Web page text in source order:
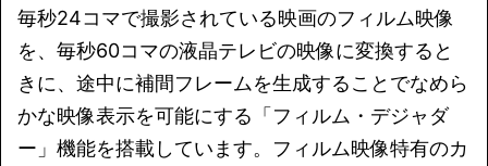
毎秒24コマで撮影されている映画のフィルム映像
を、毎秒60コマの液晶テレビの映像に変換すると
きに、途中に補間フレームを生成することでなめら
かな映像表示を可能にする「フィルム・デジャダ
ー」機能を搭載しています。フィルム映像特有のカ